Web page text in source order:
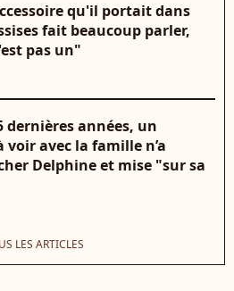
qu'il portait dans
fait beaucoup parler,
pas un"
dernières années, un
avec la famille n’a
Delphine et mise "sur sa
LES ARTICLES